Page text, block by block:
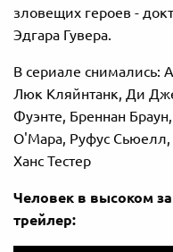
зловещих героев -
Эдгара Гувера.
В сериале снимались:
Люк Кляйнтанк, Ди
Фуэнте, Бреннан
О'Мара, Руфус
Ханс Тестер
Человек в высоком
трейлер: